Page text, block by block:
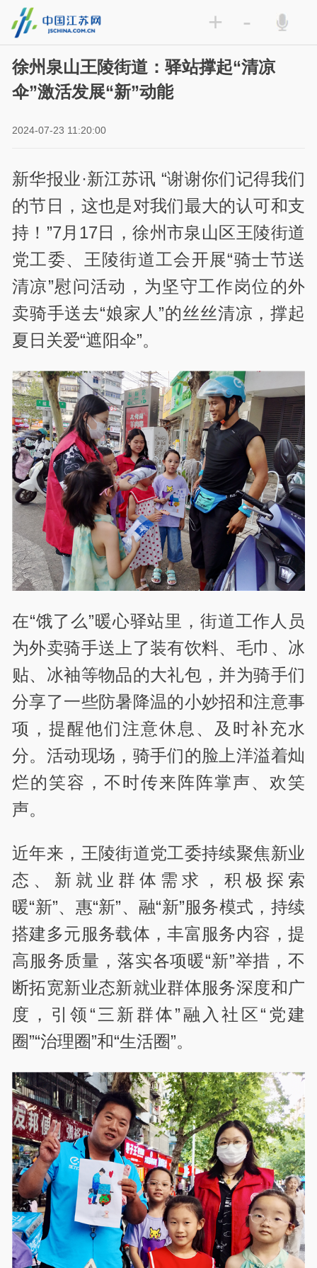
+ -
徐州泉山王陵街道：驿站撑起“清凉
伞”激活发展“新”动能
2024-07-23 11:20:00
新华报业·新江苏讯 “谢谢你们记得我们
的节日，这也是对我们最大的认可和支
持！”7月17日，徐州市泉山区王陵街道
党工委、王陵街道工会开展“骑士节送
清凉”慰问活动，为坚守工作岗位的外
卖骑手送去“娘家人”的丝丝清凉，撑起
夏日关爱“遮阳伞”。
在“饿了么”暖心驿站里，街道工作人员
为外卖骑手送上了装有饮料、毛巾、冰
贴、冰袖等物品的大礼包，并为骑手们
分享了一些防暑降温的小妙招和注意事
项，提醒他们注意休息、及时补充水
分。活动现场，骑手们的脸上洋溢着灿
烂的笑容，不时传来阵阵掌声、欢笑
声。
近年来，王陵街道党工委持续聚焦新业
态、新就业群体需求，积极探索
暖“新”、惠“新”、融“新”服务模式，持续
搭建多元服务载体，丰富服务内容，提
高服务质量，落实各项暖“新”举措，不
断拓宽新业态新就业群体服务深度和广
度，引领“三新群体”融入社区“党建
圈”“治理圈”和“生活圈”。